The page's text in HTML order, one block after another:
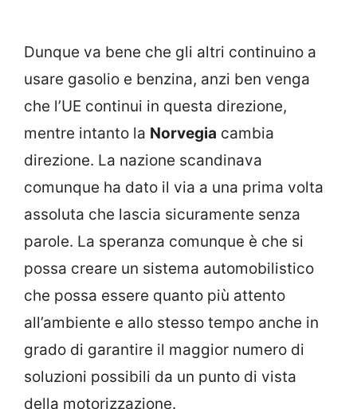
Dunque va bene che gli altri continuino a
usare gasolio e benzina, anzi ben venga
che l’UE continui in questa direzione,
mentre intanto la Norvegia cambia
direzione. La nazione scandinava
comunque ha dato il via a una prima volta
assoluta che lascia sicuramente senza
parole. La speranza comunque è che si
possa creare un sistema automobilistico
che possa essere quanto più attento
all’ambiente e allo stesso tempo anche in
grado di garantire il maggior numero di
soluzioni possibili da un punto di vista
della motorizzazione.